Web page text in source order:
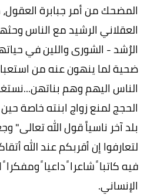
المضحك من أمر جبابرة
العقلاني الرشيد مع الناس
الرُشد - الشورى واللين في
ضحية لما ينهون عنه من
الناس اليهم وهم
الحجج لمنع زواج ابنته خاصة
بلد آخر ناسياً قول الله تعالى"
لتعارفوا إن أقربكم عند الله
فيه كاتبا ً شاعرا ً داعيا
الإنساني.